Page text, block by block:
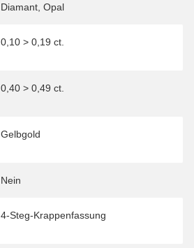
Diamant Opal
0,10 > 0,19 ct.
0,40 > 0,49 ct.
Gelbgold
Nein
4-Steg-Krappenfassung